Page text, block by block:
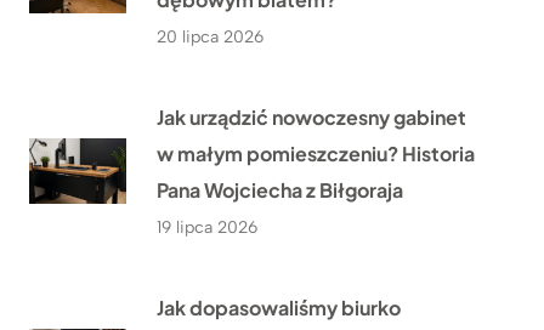
20 lipca 2026
Jak urządzić nowoczesny gabinet
w małym pomieszczeniu? Historia
Pana Wojciecha z Biłgoraja
19 lipca 2026
Jak dopasowaliśmy biurko